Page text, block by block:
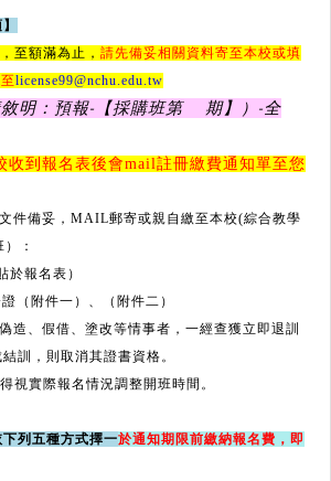
至額滿為止， 請先備妥相關資料寄至本校或填
license99@nchu.edu.tw
敘明：預報-【採購班第 期】）-全
收到報名表後會mail註冊繳費通知單至您
件備妥，MAIL郵寄或親自繳至本校(綜合教學
：
報名表）
（附件一）、
（附件二）
造、假借、塗改等情事者，一經查獲立即退訓
訓，則取消其證書資格。
視實際報名情況調整開班時間。
下列五種方式擇一於通知期限前繳納報名費，即